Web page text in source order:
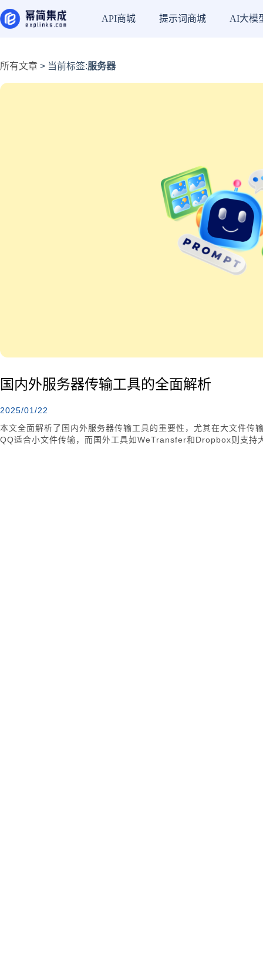
API商城 提示词商城 AI大模
所有文章 > 当前标签:服务器
国内外服务器传输工具的全面解析
2025/01/22
本文全面解析了国内外服务器传输工具的重要性，尤其在大文件传
QQ适合小文件传输，而国外工具如WeTransfer和Dropbox则支持